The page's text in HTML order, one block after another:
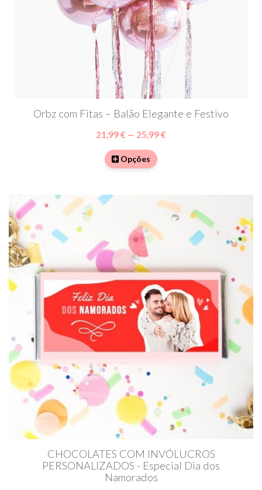
Orbz com Fitas – Balão Elegante e Festivo
21,99 € — 25,99 €
Opções
CHOCOLATES COM INVÓLUCROS
PERSONALIZADOS - Especial Dia dos
Namorados